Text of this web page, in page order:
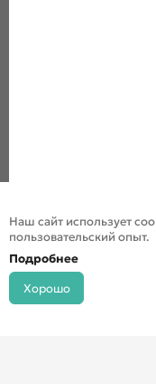
Наш сайт использует
пользовательский опыт.
Подробнее
Хорошо